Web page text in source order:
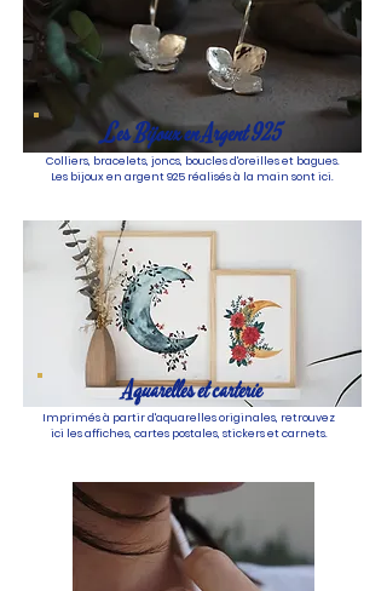
Les Bijoux en Argent 925
Colliers, bracelets, joncs, boucles d'oreilles et bagues.
Les bijoux en argent 925 réalisés à la main sont ici.
Aquarelles et carterie
Imprimés à partir d'aquarelles originales, retrouvez
ici les affiches, cartes postales, stickers et carnets.